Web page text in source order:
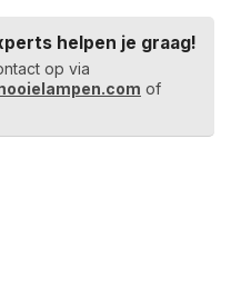
helpen je graag!
op via
of